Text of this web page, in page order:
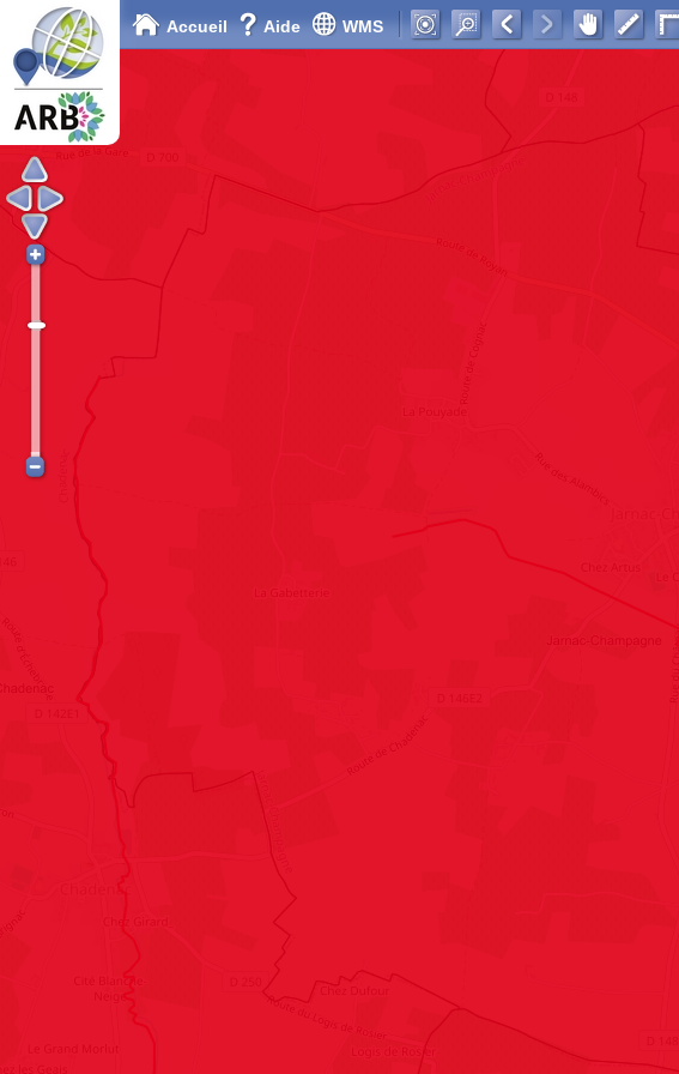
Accueil Aide WMS